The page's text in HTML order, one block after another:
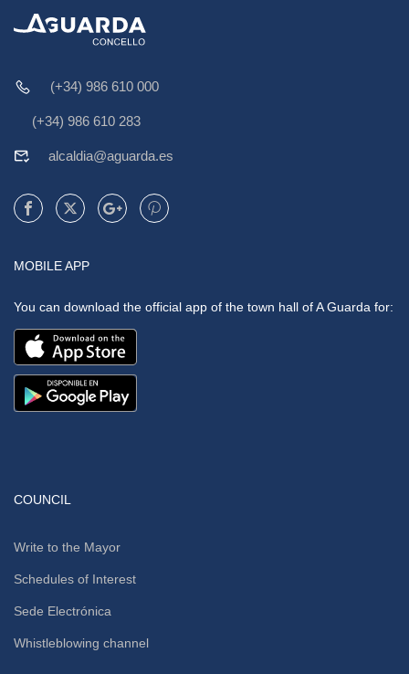
(+34) 986 610 000
(+34) 986 610 283
alcaldia@aguarda.es
MOBILE APP
You can download the official app of the town hall of A Guarda for:
COUNCIL
Write to the Mayor
Schedules of Interest
Sede Electrónica
Whistleblowing channel